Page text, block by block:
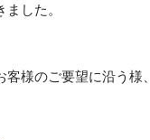
した。
様のご要望に沿う様、